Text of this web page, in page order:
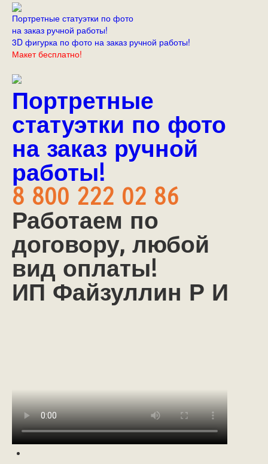
Портретные статуэтки по фото
на заказ ручной работы!
3D фигурка по фото на заказ ручной работы!
Макет бесплатно!
Портретные
статуэтки по фото
на заказ ручной
работы!
8 800 222 02 86
Работаем по
договору, любой
вид оплаты!
ИП Файзуллин Р И